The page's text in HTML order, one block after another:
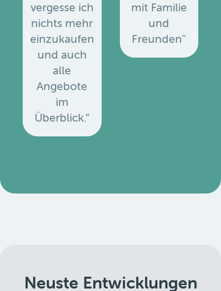
vergesse ich
nichts mehr
einzukaufen
und auch
alle
Angebote
im
Überblick.”
mit Familie
und
Freunden"
Neuste Entwicklungen